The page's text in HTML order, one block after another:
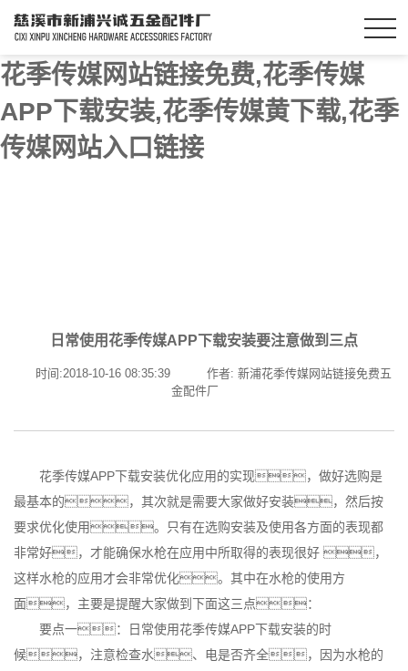
花季传媒网站链接免费,花季传媒
APP下载安装,花季传媒黄下载,花季
传媒网站入口链接
日常使用花季传媒APP下载安装要注意做到三点
时间:2018-10-16 08:35:39
作者: 新浦花季传媒网站链接免费五
金配件厂
花季传媒APP下载安装优化应用的实现，做好选购是
最基本的，其次就是需要大家做好安装，然后按
要求优化使用。只有在选购安装及使用各方面的表现都
非常好，才能确保水枪在应用中所取得的表现很好 ，
这样水枪的应用才会非常优化。其中在水枪的使用方
面，主要是提醒大家做到下面这三点：
要点一：日常使用花季传媒APP下载安装的时
候，注意检查水、电是否齐全，因为水枪的